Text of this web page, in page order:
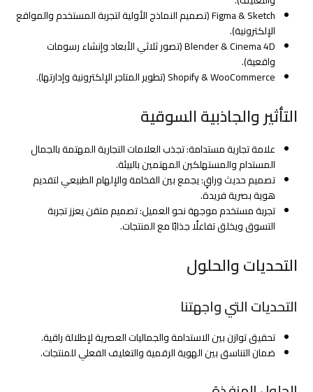
Figma & Sketch (تصميم النماذج الأولية لتجربة المستخدم والمواقع
الإلكترونية).
Blender & Cinema 4D (تصور ثلاثي الأبعاد وإنشاء رسومات
واقعية).
Shopify & WooCommerce (تطوير المتاجر الإلكترونية وإدارتها).
التأثير والجاذبية السوقية
علامة تجارية مستدامة: تجذب العلامات التجارية المهتمة بالجمال
المستدام والمستهلكين المهتمين بالبيئة.
تصميم حديث وراقٍ: يجمع بين الفخامة والإلهام الطبيعي لتقديم
هوية بصرية فريدة.
تجربة مستخدم موجهة نحو العميل: تصميم متقن يعزز تجربة
التسوق ويخلق تفاعلًا جذابًا مع المنتجات.
التحديات والحلول
التحديات التي واجهتنا
تحقيق توازن بين الاستدامة والجماليات العصرية لإطلالة راقية.
ضمان التناسق بين الهوية الرقمية والتغليف الفعلي للمنتجات.